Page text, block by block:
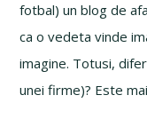
fotbal) un blog de
ca o vedeta vinde
imagine. Totusi,
unei firme)? Este